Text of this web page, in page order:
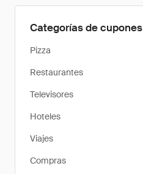
Categorías de cupones
Pizza
Restaurantes
Televisores
Hoteles
Viajes
Compras